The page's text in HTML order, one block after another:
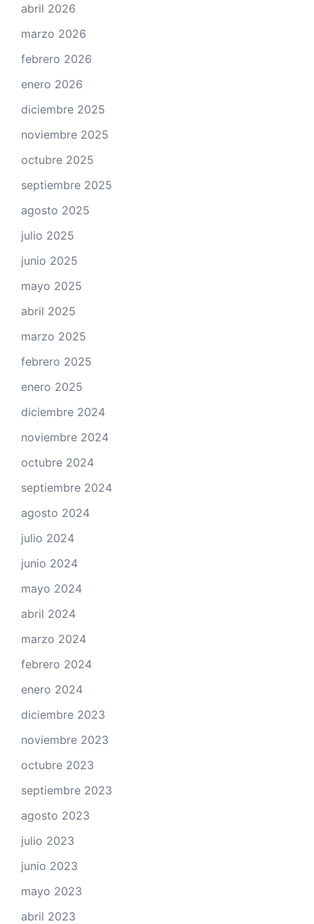
abril 2026
marzo 2026
febrero 2026
enero 2026
diciembre 2025
noviembre 2025
octubre 2025
septiembre 2025
agosto 2025
julio 2025
junio 2025
mayo 2025
abril 2025
marzo 2025
febrero 2025
enero 2025
diciembre 2024
noviembre 2024
octubre 2024
septiembre 2024
agosto 2024
julio 2024
junio 2024
mayo 2024
abril 2024
marzo 2024
febrero 2024
enero 2024
diciembre 2023
noviembre 2023
octubre 2023
septiembre 2023
agosto 2023
julio 2023
junio 2023
mayo 2023
abril 2023